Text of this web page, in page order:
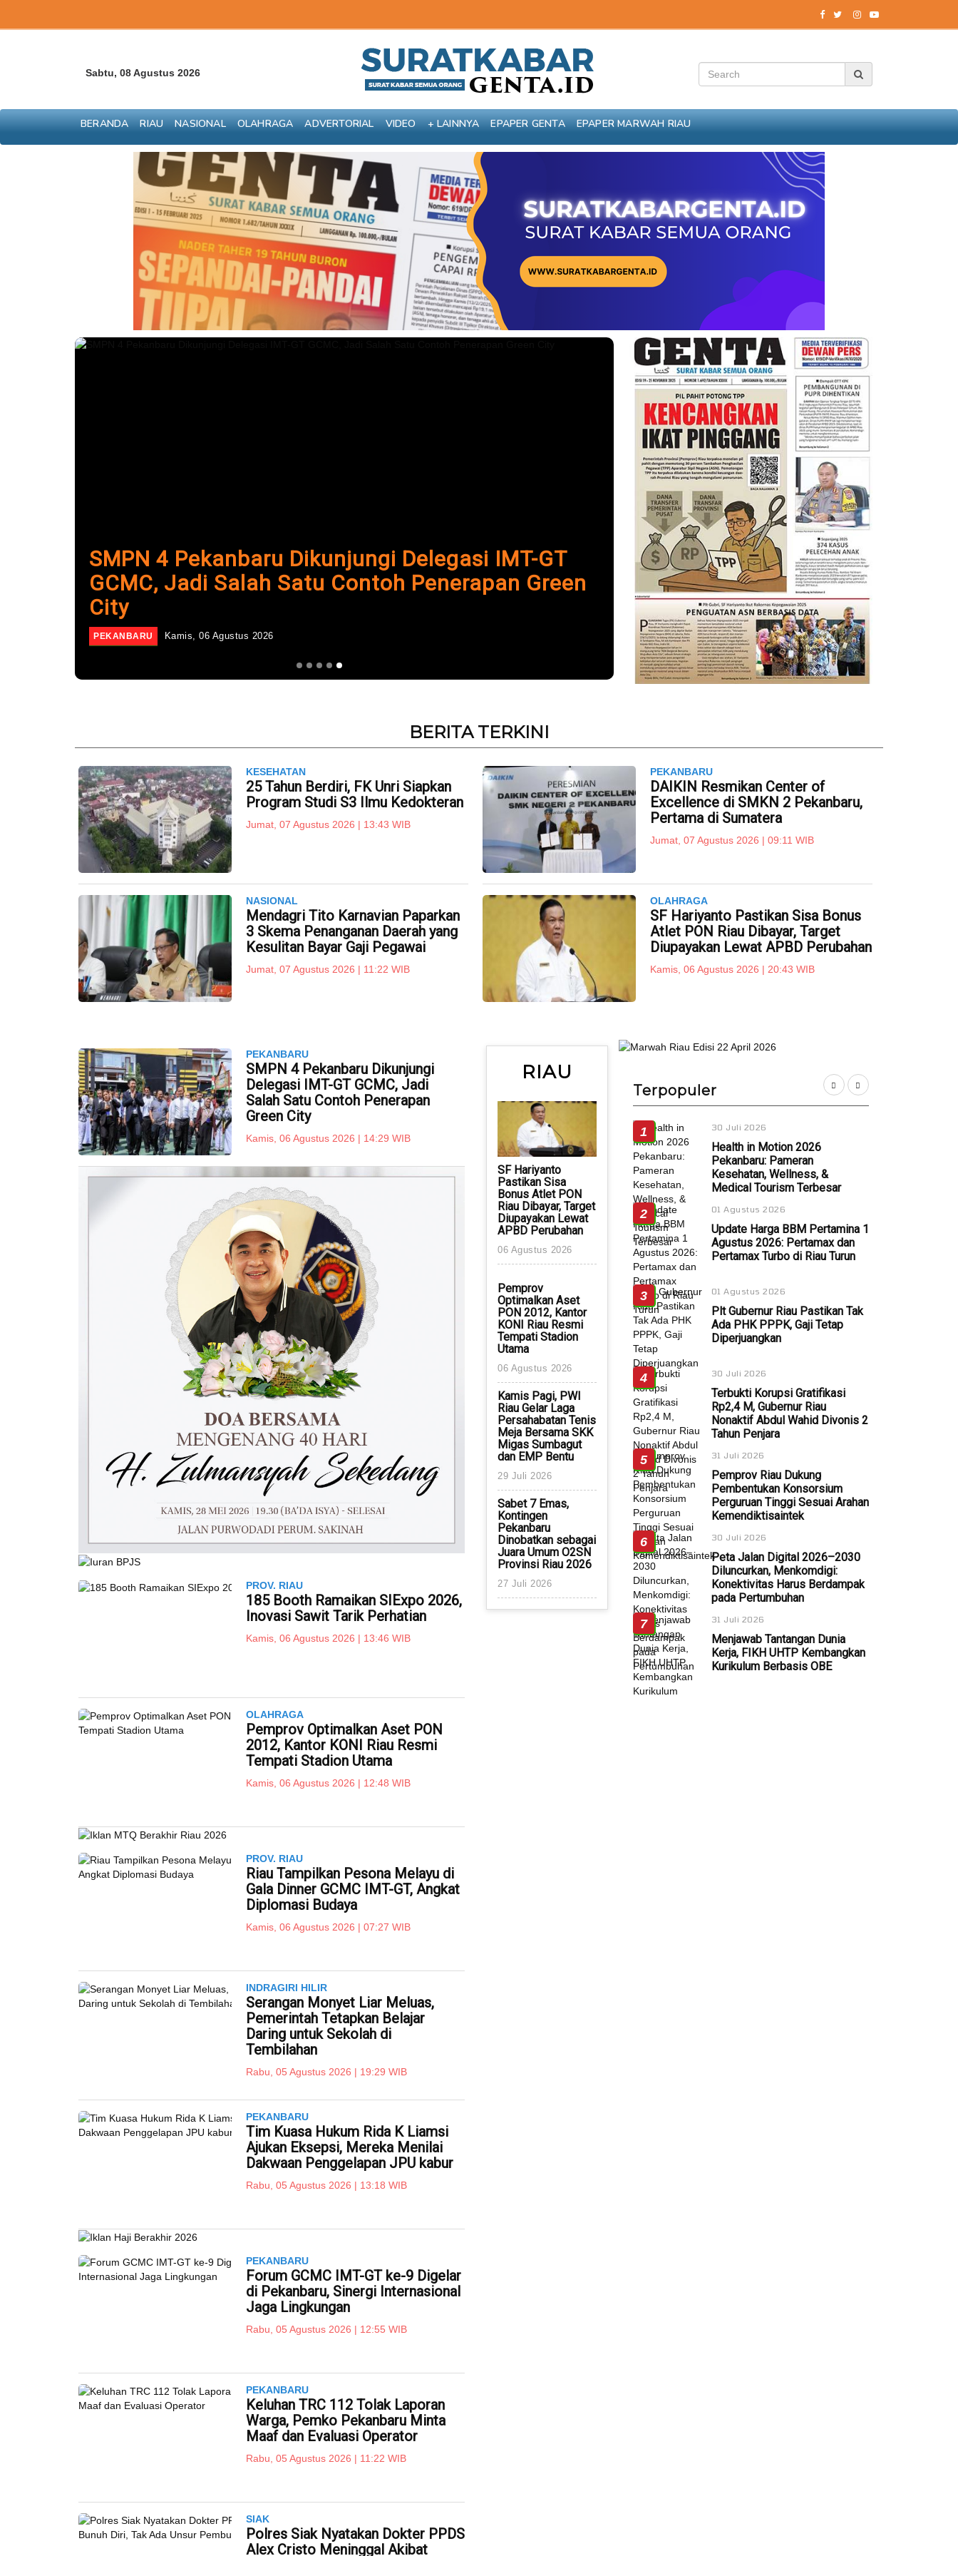
Sabtu, 08 Agustus 2026
BERANDA RIAU NASIONAL OLAHRAGA ADVERTORIAL VIDEO + LAINNYA EPAPER GENTA EPAPER MARWAH RIAU
25 Tahun Berdiri, FK Unri Siapkan Program Studi
S3 Ilmu Kedokteran
KESEHATAN Jumat, 07 Agustus 2026
Mendagri Tito Karnavian
Penanganan Daerah yang
Pegawai
NASIONAL Jumat, 07 Agustus 2026
BERITA TERKINI
KESEHATAN
25 Tahun Berdiri, FK Unri Siapkan
Program Studi S3 Ilmu Kedokteran
Jumat, 07 Agustus 2026 | 13:43 WIB
NASIONAL
Mendagri Tito Karnavian Paparkan
3 Skema Penanganan Daerah yang
Kesulitan Bayar Gaji Pegawai
Jumat, 07 Agustus 2026 | 11:22 WIB
PEKANBARU
DAIKIN Resmikan Center of
Excellence di SMKN 2 Pekanbaru,
Pertama di Sumatera
Jumat, 07 Agustus 2026 | 09:11 WIB
OLAHRAGA
SF Hariyanto Pastikan Sisa Bonus
Atlet PON Riau Dibayar, Target
Diupayakan Lewat APBD Perubahan
Kamis, 06 Agustus 2026 | 20:43 WIB
PEKANBARU
SMPN 4 Pekanbaru Dikunjungi
Delegasi IMT-GT GCMC, Jadi
Salah Satu Contoh Penerapan
Green City
Kamis, 06 Agustus 2026 | 14:29 WIB
PROV. RIAU
185 Booth Ramaikan SIExpo 2026,
Inovasi Sawit Tarik Perhatian
Kamis, 06 Agustus 2026 | 13:46 WIB
OLAHRAGA
Pemprov Optimalkan Aset PON
2012, Kantor KONI Riau Resmi
Tempati Stadion Utama
Kamis, 06 Agustus 2026 | 12:48 WIB
PROV. RIAU
Riau Tampilkan Pesona Melayu di
Gala Dinner GCMC IMT-GT, Angkat
Diplomasi Budaya
Kamis, 06 Agustus 2026 | 07:27 WIB
INDRAGIRI HILIR
Serangan Monyet Liar Meluas,
Pemerintah Tetapkan Belajar
Daring untuk Sekolah di
Tembilahan
Rabu, 05 Agustus 2026 | 19:29 WIB
PEKANBARU
Tim Kuasa Hukum Rida K Liamsi
Ajukan Eksepsi, Mereka Menilai
Dakwaan Penggelapan JPU kabur
Rabu, 05 Agustus 2026 | 13:18 WIB
PEKANBARU
Forum GCMC IMT-GT ke-9 Digelar
di Pekanbaru, Sinergi Internasional
Jaga Lingkungan
Rabu, 05 Agustus 2026 | 12:55 WIB
PEKANBARU
Keluhan TRC 112 Tolak Laporan
Warga, Pemko Pekanbaru Minta
Maaf dan Evaluasi Operator
Rabu, 05 Agustus 2026 | 11:22 WIB
SIAK
Polres Siak Nyatakan Dokter PPDS
Alex Cristo Meninggal Akibat
RIAU
SF Hariyanto
Pastikan Sisa
Bonus Atlet PON
Riau Dibayar, Target
Diupayakan Lewat
APBD Perubahan
06 Agustus 2026
Pemprov
Optimalkan Aset
PON 2012, Kantor
KONI Riau Resmi
Tempati Stadion
Utama
06 Agustus 2026
Kamis Pagi, PWI
Riau Gelar Laga
Persahabatan Tenis
Meja Bersama SKK
Migas Sumbagut
dan EMP Bentu
29 Juli 2026
Sabet 7 Emas,
Kontingen
Pekanbaru
Dinobatkan sebagai
Juara Umum O2SN
Provinsi Riau 2026
27 Juli 2026
Terpopuler
1 30 Juli 2026
Health in Motion 2026
Pekanbaru: Pameran
Kesehatan, Wellness, &
Medical Tourism Terbesar
2 01 Agustus 2026
Update Harga BBM Pertamina 1
Agustus 2026: Pertamax dan
Pertamax Turbo di Riau Turun
3 01 Agustus 2026
Plt Gubernur Riau Pastikan Tak
Ada PHK PPPK, Gaji Tetap
Diperjuangkan
4 30 Juli 2026
Terbukti Korupsi Gratifikasi
Rp2,4 M, Gubernur Riau
Nonaktif Abdul Wahid Divonis 2
Tahun Penjara
5 31 Juli 2026
Pemprov Riau Dukung
Pembentukan Konsorsium
Perguruan Tinggi Sesuai Arahan
Kemendiktisaintek
6 30 Juli 2026
Peta Jalan Digital 2026–2030
Diluncurkan, Menkomdigi:
Konektivitas Harus Berdampak
pada Pertumbuhan
7 31 Juli 2026
Menjawab Tantangan Dunia
Kerja, FIKH UHTP Kembangkan
Kurikulum Berbasis OBE